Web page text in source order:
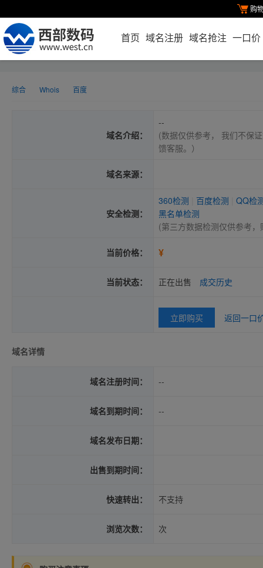
购
首页 域名注册 域名抢注 一口价
综合 Whois 百度
域名介绍：
--
(数据仅供参考， 我们不保
馈客服。）
域名来源：
安全检测：
360检测 百度检测
QQ检
黑名单检测
(第三方数据检测仅供参考
当前价格： ¥
当前状态： 正在出售 成交历史
立即购买 返回一口
域名详情
域名注册时间： --
域名到期时间： --
域名发布日期：
出售到期时间：
快速转出： 不支持
浏览次数： 次